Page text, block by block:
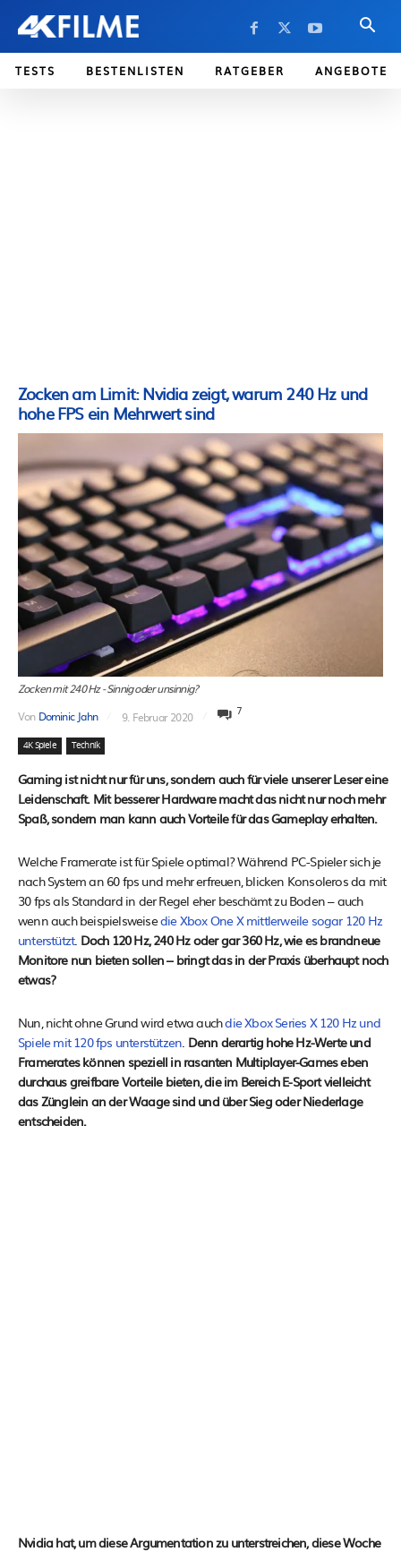
TESTS BESTENLISTEN RATGEBER ANGEBOTE
Zocken am Limit: Nvidia zeigt, warum 240 Hz und
hohe FPS ein Mehrwert sind
Zocken mit 240 Hz - Sinnig oder unsinnig?
Von Dominic Jahn 9. Februar 2020 7
4K Spiele Technik
Gaming ist nicht nur für uns, sondern auch für viele unserer Leser eine
Leidenschaft. Mit besserer Hardware macht das nicht nur noch mehr
Spaß, sondern man kann auch Vorteile für das Gameplay erhalten.
Welche Framerate ist für Spiele optimal? Während PC-Spieler sich je
nach System an 60 fps und mehr erfreuen, blicken Konsoleros da mit
30 fps als Standard in der Regel eher beschämt zu Boden – auch
wenn auch beispielsweisedie Xbox One X mittlerweile sogar 120 Hz
unterstützt. Doch 120 Hz, 240 Hz oder gar 360 Hz, wie es brandneue
Monitore nun bieten sollen – bringt das in der Praxis überhaupt noch
etwas?
Nun, nicht ohne Grund wird etwa auchdie Xbox Series X 120 Hz und
Spiele mit 120 fps unterstützen. Denn derartig hohe Hz-Werte und
Framerates können speziell in rasanten Multiplayer-Games eben
durchaus greifbare Vorteile bieten, die im Bereich E-Sport vielleicht
das Zünglein an der Waage sind und über Sieg oder Niederlage
entscheiden.
Nvidia hat, um diese Argumentation zu unterstreichen, diese Woche